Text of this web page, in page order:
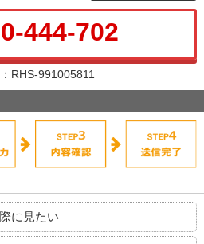
444-702
RHS-991005811
に見たい